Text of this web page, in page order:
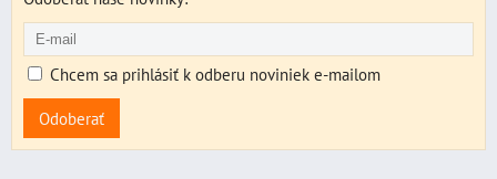
Chcem sa prihlásiť k odberu noviniek e-mailom
Odoberať